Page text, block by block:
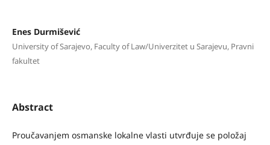
Enes Durmišević
University of Sarajevo, Faculty of Law/Univerzitet u Sarajevu, Pravni
fakultet
Abstract
Proučavanjem osmanske lokalne vlasti utvrđuje se položaj